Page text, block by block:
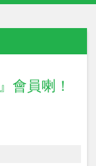
會員喇！